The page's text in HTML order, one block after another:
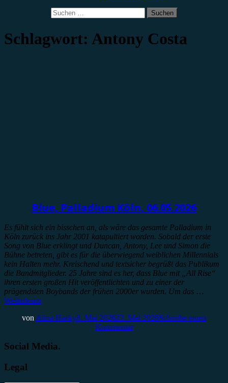
Suchen
nach:
Schlagwort: Antony Costa
Blue, Palladium Köln, 06.05.2026
Es fühlt sich ein bisschen an, als wäre das gesamte Palladium in
Köln zurück ins Jahr 2001 katapultiert worden. Sobald der erste
Song von Blue erklingt und Duncan, Antony, Lee und Simon die
Bühne betreten, gibt es für die überwiegend weiblichen Millennials
kein Halten mehr. Kreischend und textsicher begrüßt das Publikum
die Bandmitglieder. 25 Jahre sind es her, dass Blue mit „All Rise“
ihren ersten großen Hit veröffentlichten und zu einer der
prägendsten Boybands der frühen 2000er wurden. Um das …
Weiterlesen
von Alina Hasky8. Mai 202623. Mai 2026Schreibe einen
Kommentar
Social Media.
Legal